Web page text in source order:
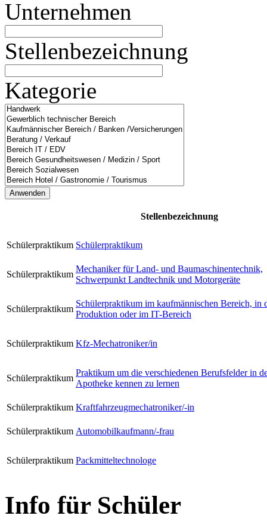
Unternehmen
Stellenbezeichnung
Kategorie
Stellenbezeichnung
Schülerpraktikum Schülerpraktikum
Schülerpraktikum
Mechaniker für Land- und Baumaschinentechnik,
Schwerpunkt Landtechnik und Motorgeräte
Schülerpraktikum
Schülerpraktikum im kaufmännischen Bereich, in
Produktion oder im IT-Bereich
Schülerpraktikum Kfz-Mechatroniker/in
Schülerpraktikum
Praktikum um die verschiedenen Berufsfelder in
Apotheke kennen zu lernen
Schülerpraktikum Kraftfahrzeugmechatroniker/-in
Schülerpraktikum Automobilkaufmann/-frau
Schülerpraktikum Packmitteltechnologe
Info für Schüler